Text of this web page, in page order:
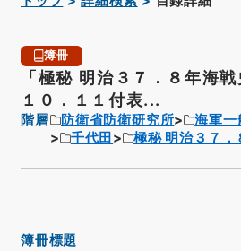
簿冊
「極秘 明治３７．８年海
１０．１１付表...
階層 防衛省防衛研究所 海軍一
千代田
極秘 明治３７．
簿冊標題